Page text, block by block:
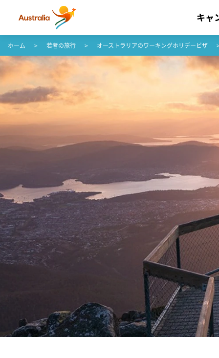
コンテンツへスキップ
フッターナビゲーションへスキップ
キャ
ホーム 若者の旅行 オーストラリアのワーキングホリデービザ